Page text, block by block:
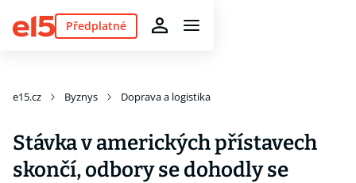
Předplatné
e15.cz Byznys Doprava a logistika
Stávka v amerických přístavech
skončí, odbory se dohodly se